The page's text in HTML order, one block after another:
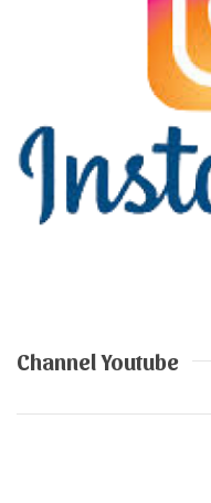
Channel Youtube